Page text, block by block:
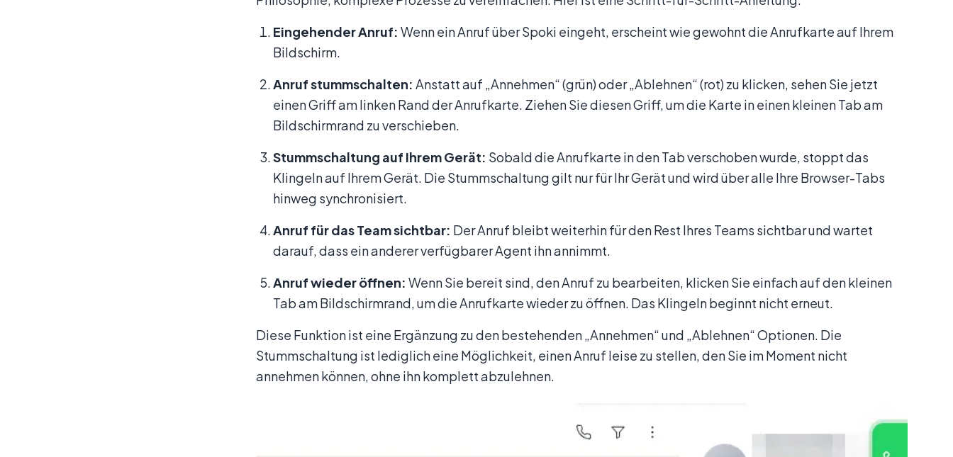
Eingehender Anruf: Wenn ein Anruf über Spoki eingeht, erscheint wie gewohnt die Anrufkarte auf Ihrem
Bildschirm.
Anruf stummschalten: Anstatt auf „Annehmen“ (grün) oder „Ablehnen“ (rot) zu klicken, sehen Sie jetzt
einen Griff am linken Rand der Anrufkarte. Ziehen Sie diesen Griff, um die Karte in einen kleinen Tab am
Bildschirmrand zu verschieben.
Stummschaltung auf Ihrem Gerät: Sobald die Anrufkarte in den Tab verschoben wurde, stoppt das
Klingeln auf Ihrem Gerät. Die Stummschaltung gilt nur für Ihr Gerät und wird über alle Ihre Browser-Tabs
hinweg synchronisiert.
Anruf für das Team sichtbar: Der Anruf bleibt weiterhin für den Rest Ihres Teams sichtbar und wartet
darauf, dass ein anderer verfügbarer Agent ihn annimmt.
Anruf wieder öffnen: Wenn Sie bereit sind, den Anruf zu bearbeiten, klicken Sie einfach auf den kleinen
Tab am Bildschirmrand, um die Anrufkarte wieder zu öffnen. Das Klingeln beginnt nicht erneut.
Diese Funktion ist eine Ergänzung zu den bestehenden „Annehmen“ und „Ablehnen“ Optionen. Die
Stummschaltung ist lediglich eine Möglichkeit, einen Anruf leise zu stellen, den Sie im Moment nicht
annehmen können, ohne ihn komplett abzulehnen.